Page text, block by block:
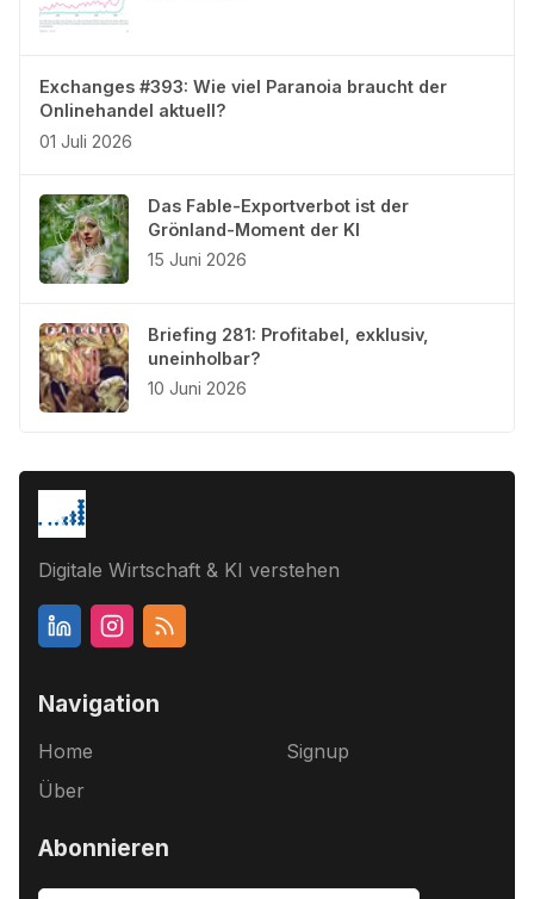
Exchanges #393: Wie viel Paranoia braucht der
Onlinehandel aktuell?
01 Juli 2026
Das Fable-Exportverbot ist der
Grönland-Moment der KI
15 Juni 2026
Briefing 281: Profitabel, exklusiv,
uneinholbar?
10 Juni 2026
Digitale Wirtschaft & KI verstehen
Navigation
Home
Über
Signup
Abonnieren